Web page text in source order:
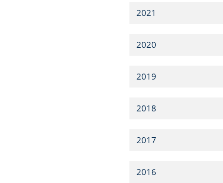
2021
2020
2019
2018
2017
2016